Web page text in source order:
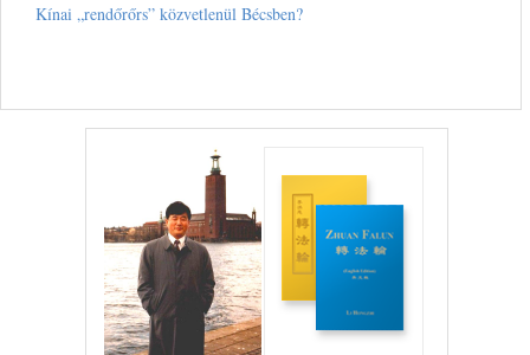
Kínai „rendőrőrs” közvetlenül Bécsben?